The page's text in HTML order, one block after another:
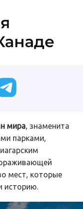
мира, знаменита
парками,
мест, которые
историю.